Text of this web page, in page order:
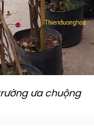
ưa chuộng